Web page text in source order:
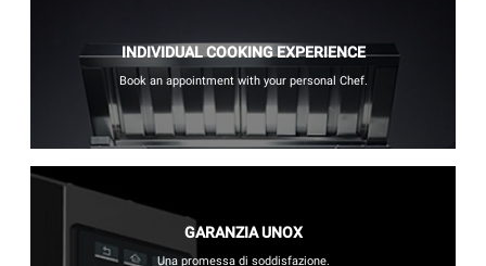
INDIVIDUAL COOKING EXPERIENCE
Book an appointment with your personal Chef.
GARANZIA UNOX
Una promessa di soddisfazione.